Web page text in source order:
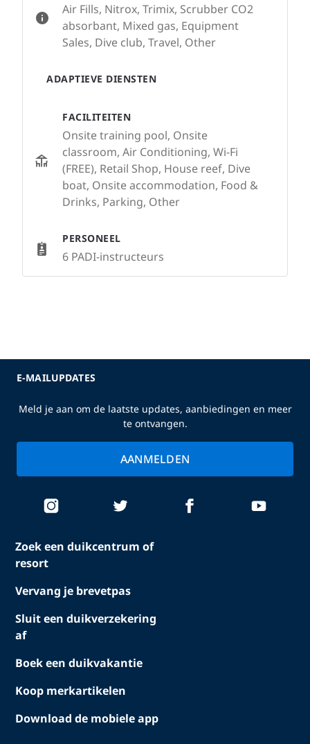
Air Fills, Nitrox, Trimix, Scrubber CO2
absorbant, Mixed gas, Equipment
Sales, Dive club, Travel, Other
ADAPTIEVE DIENSTEN
FACILITEITEN
Onsite training pool, Onsite
classroom, Air Conditioning, Wi-Fi
(FREE), Retail Shop, House reef, Dive
boat, Onsite accommodation, Food &
Drinks, Parking, Other
PERSONEEL
6 PADI-instructeurs
Zoek een duikcentrum of
resort
Vervang je brevetpas
Sluit een duikverzekering
af
Boek een duikvakantie
Koop merkartikelen
Download de mobiele app
E-MAILUPDATES
Meld je aan om de laatste updates, aanbiedingen en meer
te ontvangen.
AANMELDEN